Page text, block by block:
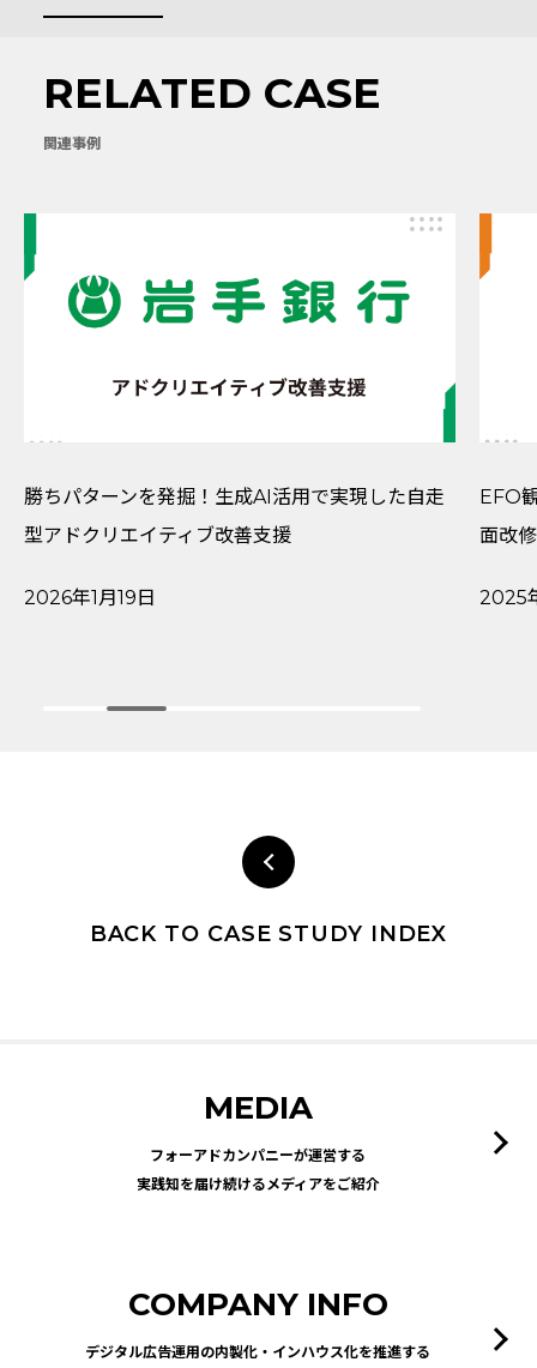
RELATED CASE
関連事例
勝ちパターンを発掘！生成AI活用で実現した自走
型アドクリエイティブ改善支援
2026年1月19日
EFO
面改
2025
BACK TO CASE STUDY INDEX
MEDIA
フォーアドカンパニーが運営する
実践知を届け続けるメディアをご紹介
COMPANY INFO
デジタル広告運用の内製化・インハウス化を推進する